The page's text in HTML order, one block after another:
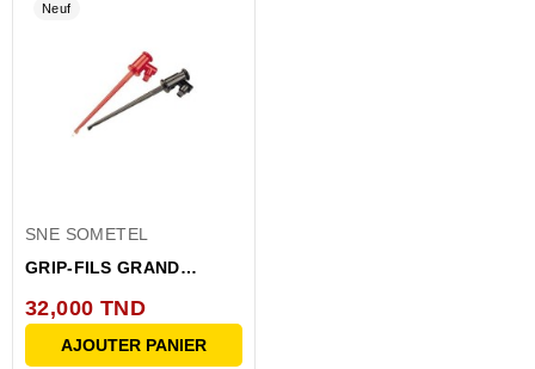
Neuf
SNE SOMETEL
GRIP-FILS GRAND
4MM
32,000 TND
AJOUTER PANIER